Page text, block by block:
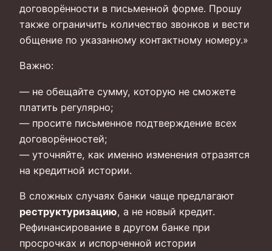
договорённости в письменной форме. Прошу
также ограничить количество звонков и вести
общение по указанному контактному номеру.»
Важно:
— не обещайте сумму, которую не сможете
платить регулярно;
— просите письменное подтверждение всех
договорённостей;
— уточняйте, как именно изменения отразятся
на кредитной истории.
В сложных случаях банки чаще предлагают
реструктуризацию, а не новый кредит.
Рефинансирование в другом банке при
просрочках и испорченной истории